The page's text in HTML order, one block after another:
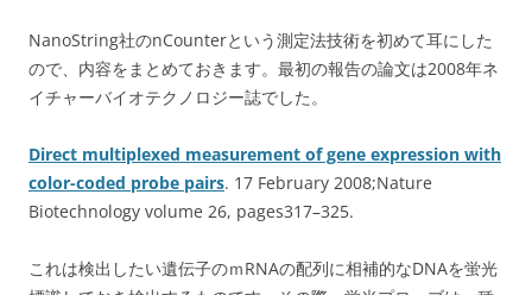
NanoString社のnCounterという測定法技術を初めて耳にした
ので、内容をまとめておきます。最初の報告の論文は2008年ネ
イチャーバイオテクノロジー誌でした。
Direct multiplexed measurement of gene expression with
color-coded probe pairs. 17 February 2008;Nature
Biotechnology volume 26, pages317–325.
これは検出したい遺伝子のｍRNAの配列に相補的なDNAを蛍光